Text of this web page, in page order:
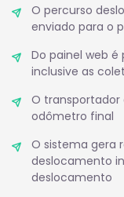
O percurso
enviado para o
Do painel web
inclusive as
O
odômetro final
O sistema gera
deslocamento
deslocamento